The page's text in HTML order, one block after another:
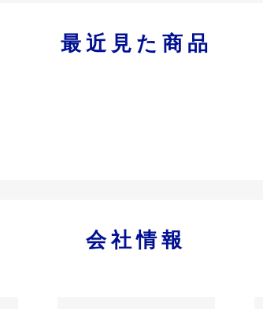
最近見た商品
会社情報